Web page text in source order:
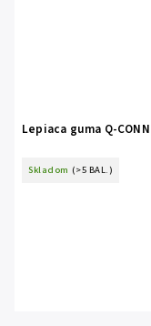
Lepiaca guma Q-
Skladom (>5 BAL.)